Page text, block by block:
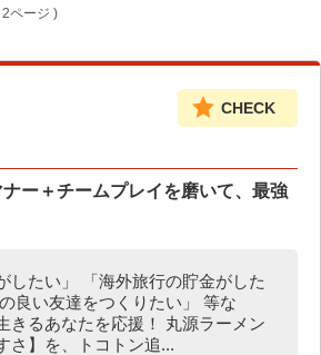
2ページ )
CHECK
ー＋チームプレイを磨いて、最強
したい」 「海外旅行の貯金がした
良い友達をつくりたい」 等な
きるあなたを応援！ 丸源ラーメン
さ】を、トコトン追...